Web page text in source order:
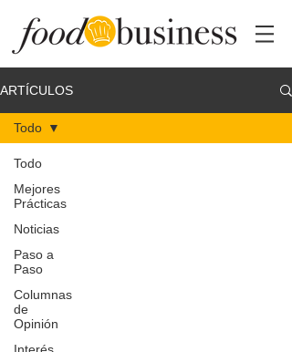
ARTÍCULOS
Todo
Mejores
Prácticas
Noticias
Paso a
Paso
Columnas
de
Opinión
Todo